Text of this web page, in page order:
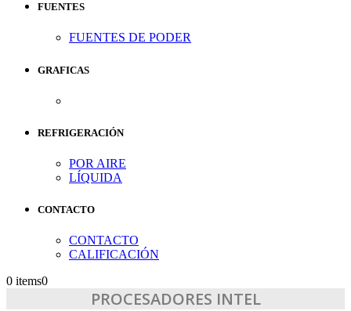
FUENTES
FUENTES DE PODER
GRAFICAS
REFRIGERACIÓN
POR AIRE
LÍQUIDA
CONTACTO
CONTACTO
CALIFICACIÓN
0 items0
PROCESADORES INTEL